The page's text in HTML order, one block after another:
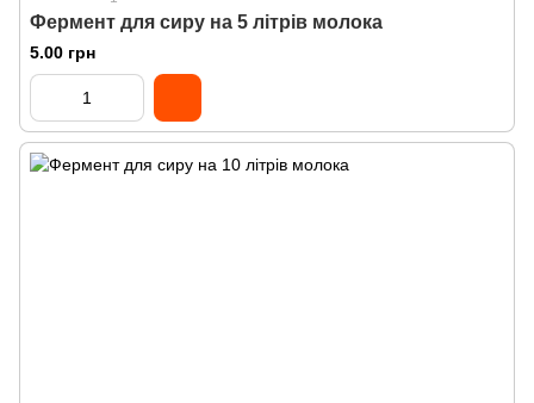
Фермент для сиру на 5 літрів молока
5.00 грн